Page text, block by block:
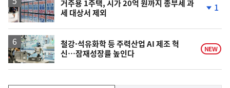
거주용 1주택, 시가 20억 원까지 종부세 과
세 대상서 제외
하
락
1
철강·석유화학 등 주력산업 AI 제조 혁
신…잠재성장률 높인다
NEW